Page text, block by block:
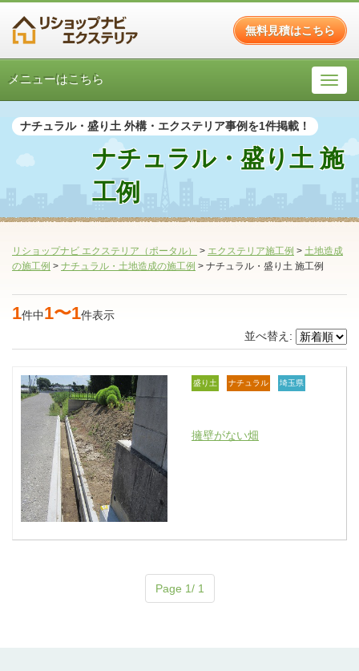
無料見積はこちら
メニューはこちら
ナチュラル・盛り土 外構・エクステリア事例を1件掲載！
ナチュラル・盛り土 施
工例
リショップナビ エクステリア（ポータル） > エクステリア施工例 > 土地造成
の施工例 > ナチュラル・土地造成の施工例 > ナチュラル・盛り土 施工例
1件中1〜1件表示
並べ替え:
盛り土 ナチュラル 埼玉県
擁壁がない畑
Page 1/ 1